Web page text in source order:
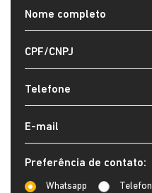
Preferência de contato:
Whatsapp